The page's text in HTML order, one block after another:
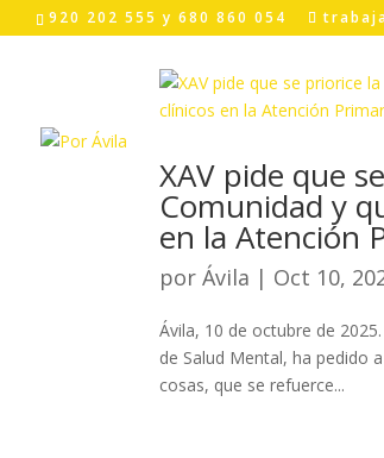
920 202 555 y 680 860 054
XAV pide que
Comunidad y
en la Atención
porÁvila | Oct 10,
Ávila, 10 de octubre de
de Salud Mental, ha pedido
cosas, que se refuerce...